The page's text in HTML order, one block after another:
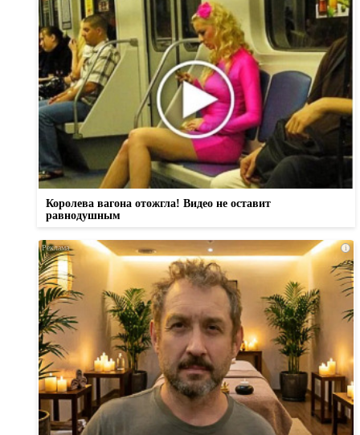
Королева вагона отожгла! Видео не оставит
равнодушным
i